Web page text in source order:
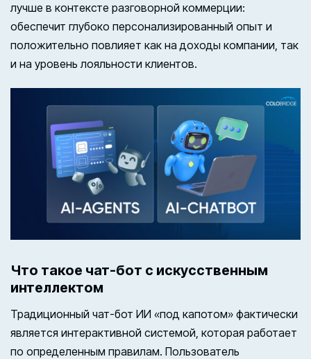
лучше в контексте разговорной коммерции:
обеспечит глубоко персонализированный опыт и
положительно повлияет как на доходы компании, так
и на уровень лояльности клиентов.
Что такое чат-бот с искусственным
интеллектом
Традиционный чат-бот ИИ «под капотом» фактически
является интерактивной системой, которая работает
по определенным правилам. Пользователь